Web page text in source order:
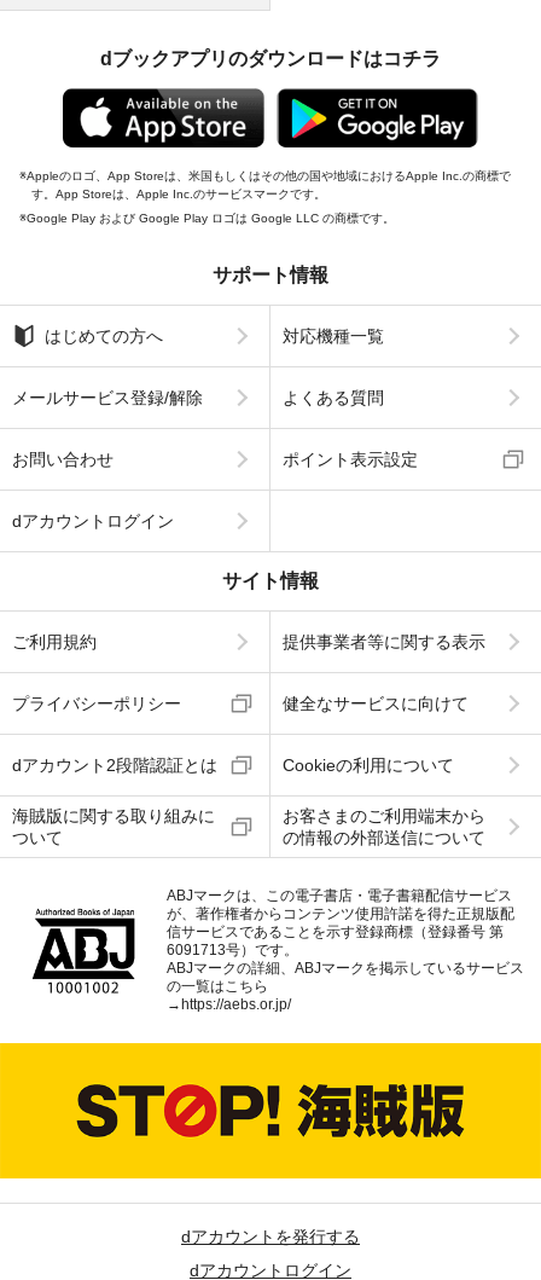
dブックアプリのダウンロードはコチラ
Appleのロゴ、App Storeは、米国もしくはその他の国や地域におけるApple Inc.の商標で
す。App Storeは、Apple Inc.のサービスマークです。
Google Play および Google Play ロゴは Google LLC の商標です。
サポート情報
はじめての方へ 対応機種一覧
メールサービス登録/解除 よくある質問
お問い合わせ ポイント表示設定
dアカウントログイン
サイト情報
ご利用規約 提供事業者等に関する表示
プライバシーポリシー 健全なサービスに向けて
dアカウント2段階認証とは Cookieの利用について
海賊版に関する取り組みに
ついて
お客さまのご利用端末から
の情報の外部送信について
ABJマークは、この電子書店・電子書籍配信サービス
が、著作権者からコンテンツ使用許諾を得た正規版配
信サービスであることを示す登録商標（登録番号 第
6091713号）です。
ABJマークの詳細、ABJマークを掲示しているサービス
の一覧はこちら
→ https://aebs.or.jp/
dアカウントを発行する
dアカウントログイン